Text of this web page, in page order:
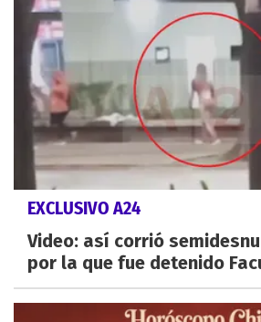
EXCLUSIVO A24
Video: así corrió
por la que fue detenido